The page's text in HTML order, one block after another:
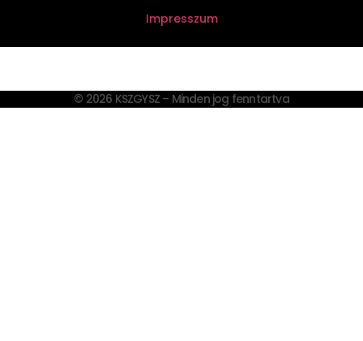
Impresszum
© 2026 KSZGYSZ – Minden jog fenntartva